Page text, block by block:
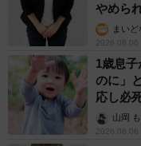
やめら
まい
2026.08.06
1歳息
のに」
応し必
出し…
山岡
2026.08.06